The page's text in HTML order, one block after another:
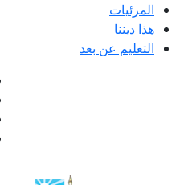
المرئيات
هذا ديننا
التعليم عن بعد